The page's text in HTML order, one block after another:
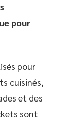
pour
pour
cuisinés,
et des
sont